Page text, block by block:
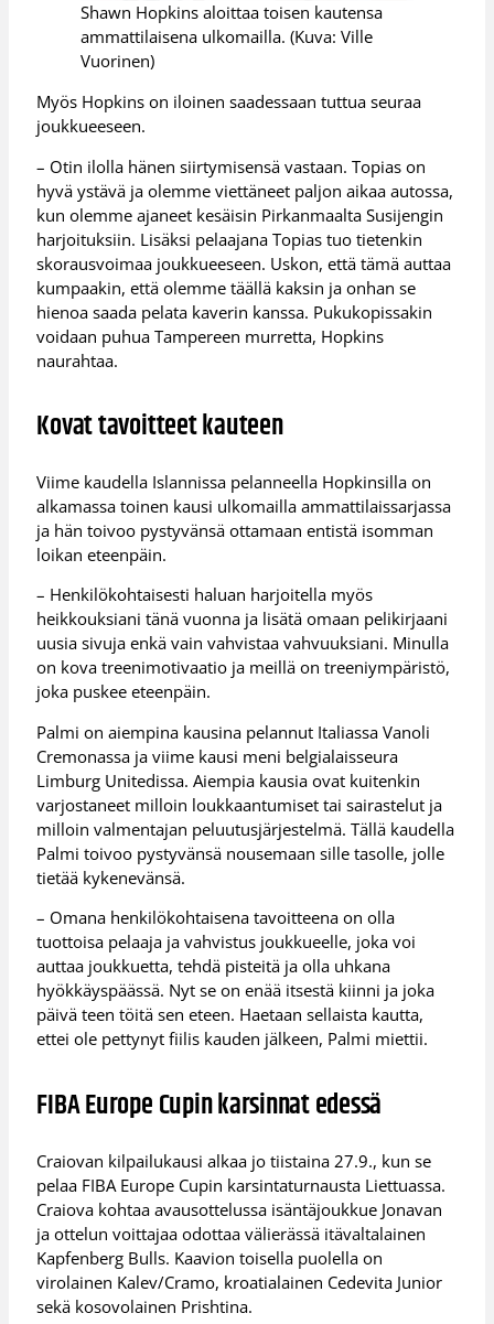
Shawn Hopkins aloittaa toisen kautensa
ammattilaisena ulkomailla. (Kuva: Ville
Vuorinen)
Myös Hopkins on iloinen saadessaan tuttua seuraa
joukkueeseen.
– Otin ilolla hänen siirtymisensä vastaan. Topias on
hyvä ystävä ja olemme viettäneet paljon aikaa autossa,
kun olemme ajaneet kesäisin Pirkanmaalta Susijengin
harjoituksiin. Lisäksi pelaajana Topias tuo tietenkin
skorausvoimaa joukkueeseen. Uskon, että tämä auttaa
kumpaakin, että olemme täällä kaksin ja onhan se
hienoa saada pelata kaverin kanssa. Pukukopissakin
voidaan puhua Tampereen murretta, Hopkins
naurahtaa.
Kovat tavoitteet kauteen
Viime kaudella Islannissa pelanneella Hopkinsilla on
alkamassa toinen kausi ulkomailla ammattilaissarjassa
ja hän toivoo pystyvänsä ottamaan entistä isomman
loikan eteenpäin.
– Henkilökohtaisesti haluan harjoitella myös
heikkouksiani tänä vuonna ja lisätä omaan pelikirjaani
uusia sivuja enkä vain vahvistaa vahvuuksiani. Minulla
on kova treenimotivaatio ja meillä on treeniympäristö,
joka puskee eteenpäin.
Palmi on aiempina kausina pelannut Italiassa Vanoli
Cremonassa ja viime kausi meni belgialaisseura
Limburg Unitedissa. Aiempia kausia ovat kuitenkin
varjostaneet milloin loukkaantumiset tai sairastelut ja
milloin valmentajan peluutusjärjestelmä. Tällä kaudella
Palmi toivoo pystyvänsä nousemaan sille tasolle, jolle
tietää kykenevänsä.
– Omana henkilökohtaisena tavoitteena on olla
tuottoisa pelaaja ja vahvistus joukkueelle, joka voi
auttaa joukkuetta, tehdä pisteitä ja olla uhkana
hyökkäyspäässä. Nyt se on enää itsestä kiinni ja joka
päivä teen töitä sen eteen. Haetaan sellaista kautta,
ettei ole pettynyt fiilis kauden jälkeen, Palmi miettii.
FIBA Europe Cupin karsinnat edessä
Craiovan kilpailukausi alkaa jo tiistaina 27.9., kun se
pelaa FIBA Europe Cupin karsintaturnausta Liettuassa.
Craiova kohtaa avausottelussa isäntäjoukkue Jonavan
ja ottelun voittajaa odottaa välierässä itävaltalainen
Kapfenberg Bulls. Kaavion toisella puolella on
virolainen Kalev/Cramo, kroatialainen Cedevita Junior
sekä kosovolainen Prishtina.